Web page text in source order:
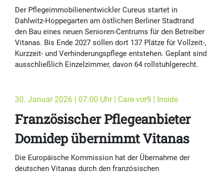
Der Pflegeimmobilienentwickler Cureus startet in
Dahlwitz-Hoppegarten am östlichen Berliner Stadtrand
den Bau eines neuen Senioren-Centrums für den Betreiber
Vitanas. Bis Ende 2027 sollen dort 137 Plätze für Vollzeit-,
Kurzzeit- und Verhinderungspflege entstehen. Geplant sind
ausschließlich Einzelzimmer, davon 64 rollstuhlgerecht.
30. Januar 2026 | 07:00 Uhr | Care vor9 | Inside
Französischer Pflegeanbieter
Domidep übernimmt Vitanas
Die Europäische Kommission hat der Übernahme der
deutschen Vitanas durch den französischen